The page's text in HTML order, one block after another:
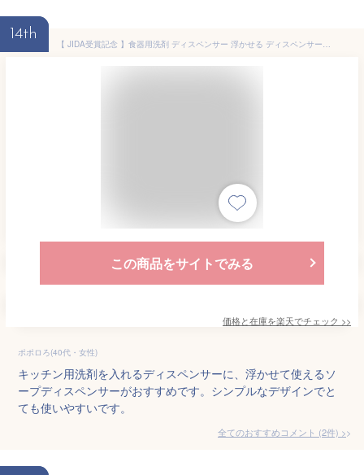
14th
【 JIDA受賞記念 】食器用洗剤 ディスペンサー 浮かせる ディスペンサー ukiuki 便利グッズ 吸盤 食器洗剤 洗剤ボトル ソープボトル 片手 ワンタッチ キッチン 洗剤 ハンドソープ 化粧水 シャンプー プッシュ 液体 詰め替え ボトル ソープ おしゃれ 壁 シンク 洗面所 風呂
この商品をサイトでみる
価格と在庫を楽天でチェック >>
ポポロろ(40代・女性)
キッチン用洗剤を入れるディスペンサーに、浮かせて使えるソ
ープディスペンサーがおすすめです。シンプルなデザインでと
ても使いやすいです。
全てのおすすめコメント (2件) >